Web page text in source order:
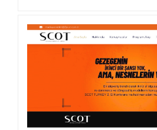
İSMAIL ÇALMAZ OTOMOTIV
KURUMSAL WEB SITESI